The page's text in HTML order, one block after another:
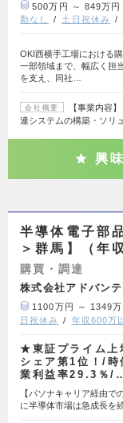
500万円 ～ 849万円
勤なし
土日祝休み
OKI西横手工場における
一部領域まで、幅広く担
を支え、同社…
会社概要
【事業内容
連システムの構築・ソリ
興
半導体電子部
＞群馬】（年
購買・調達
株式会社アドバンテ
1100万円 ～ 1349万
日祝休み
年収600万
★東証プライム上
シェア第1位！/
業利益率29.3％/
【パソナキャリア経由
に半導体市場は急成長を